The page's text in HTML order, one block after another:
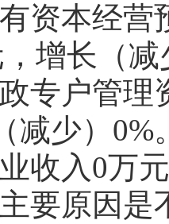
有资本经
增长（
政专户管
减少）
业收入0万
要原因是